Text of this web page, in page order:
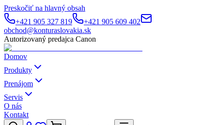
Preskočiť na hlavný obsah
+421 905 327 819
+421 905 609 402
obchod@konturaslovakia.sk
Autorizovaný predajca Canon
Domov
Produkty
Prenájom
Servis
O nás
Kontakt